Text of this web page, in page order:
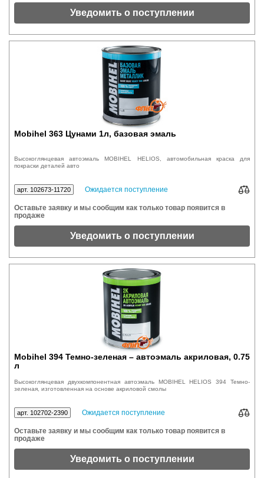
Уведомить о поступлении
Mobihel 363 Цунами 1л, базовая эмаль
Высокоглянцевая автоэмаль MOBIHEL HELIOS, автомобильная краска для
покраски деталей авто
арт. 102673-11720 Ожидается поступление
Оставьте заявку и мы сообщим как только товар появится в
продаже
Уведомить о поступлении
Mobihel 394 Темно-зеленая – автоэмаль акриловая, 0.75
л
Высокоглянцевая двухкомпонентная автоэмаль MOBIHEL HELIOS 394 Темно-
зеленая, изготовленная на основе акриловой смолы
арт. 102702-2390 Ожидается поступление
Оставьте заявку и мы сообщим как только товар появится в
продаже
Уведомить о поступлении